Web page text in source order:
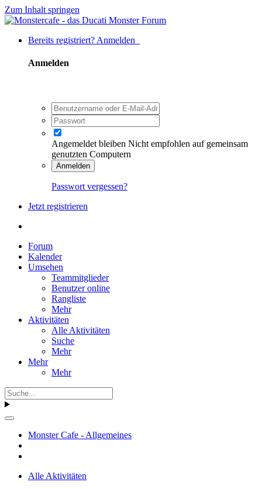
Zum Inhalt springen
Bereits registriert? Anmelden
Anmelden
Angemeldet bleiben Nicht empfohlen auf gemeinsam
genutzten Computern
Anmelden
Passwort vergessen?
Jetzt registrieren
Forum
Kalender
Umsehen
Teammitglieder
Benutzer online
Rangliste
Mehr
Aktivitäten
Alle Aktivitäten
Suche
Mehr
Mehr
Mehr
Monster Cafe - Allgemeines
Alle Aktivitäten